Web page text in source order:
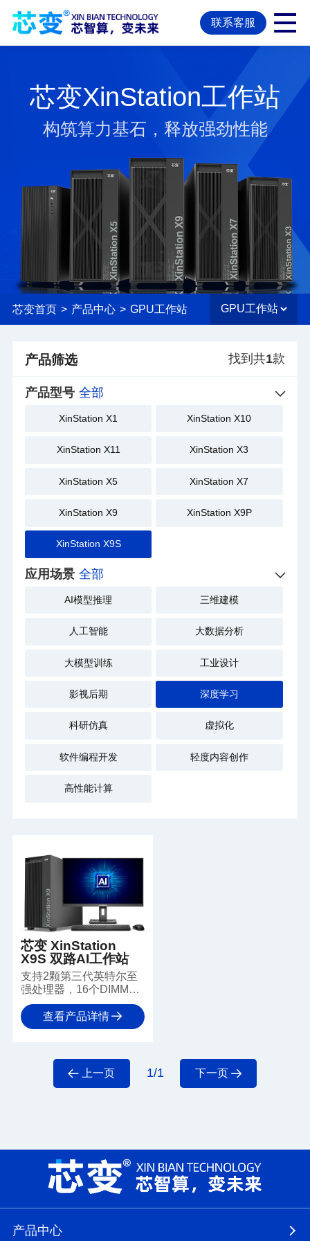
联系客服
芯变XinStation工作站
构筑算力基石，释放强劲性能
芯变首页 > 产品中心 > GPU工作站
产品筛选 找到共1款
产品型号 全部
XinStation X1 XinStation X10
XinStation X11 XinStation X3
XinStation X5 XinStation X7
XinStation X9 XinStation X9P
XinStation X9S
应用场景 全部
AI模型推理 三维建模
人工智能 大数据分析
大模型训练 工业设计
影视后期 深度学习
科研仿真 虚拟化
软件编程开发 轻度内容创作
高性能计算
芯变 XinStation
X9S 双路AI工作站
支持2颗第三代英特尔至
强处理器，16个DIMM插
槽，最多4张双宽GPU加
速卡，具备强大的计算能
力和IO扩展能力，适用于
查看产品详情
上一页 1/1 下一页
产品中心